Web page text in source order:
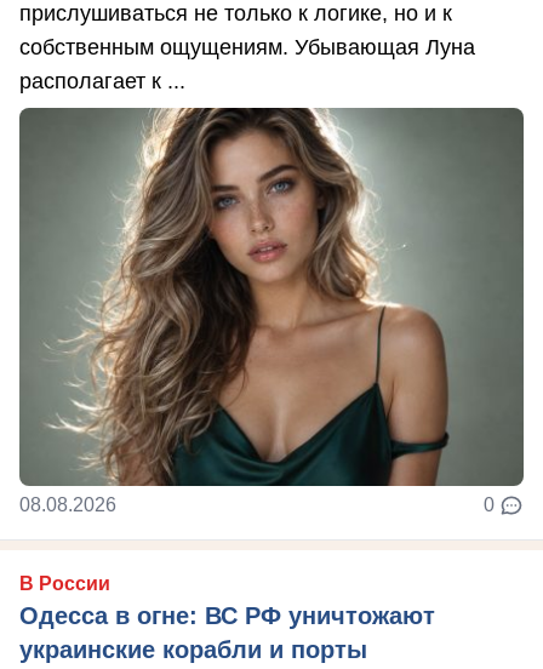
прислушиваться не только к логике, но и к
собственным ощущениям. Убывающая Луна
располагает к ...
08.08.2026 0
В России
Одесса в огне: ВС РФ уничтожают
украинские корабли и порты